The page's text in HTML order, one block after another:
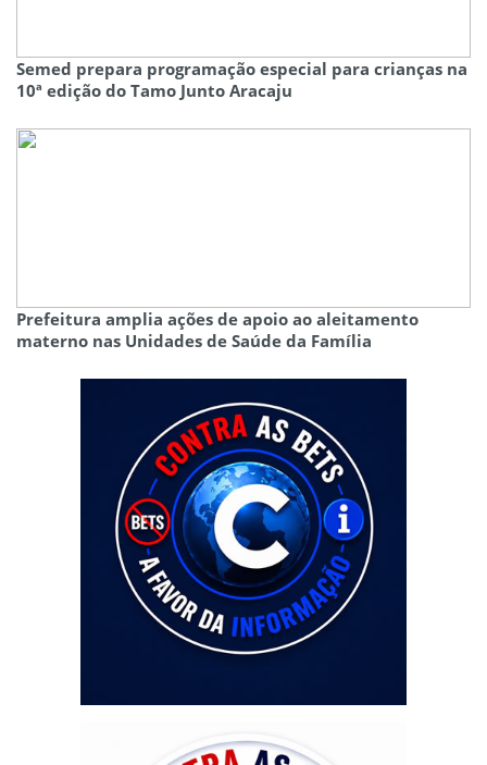
Semed prepara programação especial para crianças na
10ª edição do Tamo Junto Aracaju
Prefeitura amplia ações de apoio ao aleitamento
materno nas Unidades de Saúde da Família